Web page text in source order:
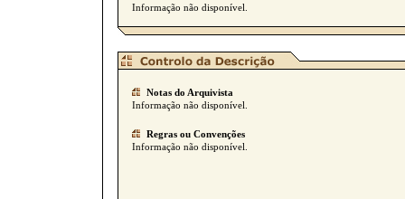
Informação não disponível.
Notas do Arquivista
Informação não disponível.
Regras ou Convenções
Informação não disponível.